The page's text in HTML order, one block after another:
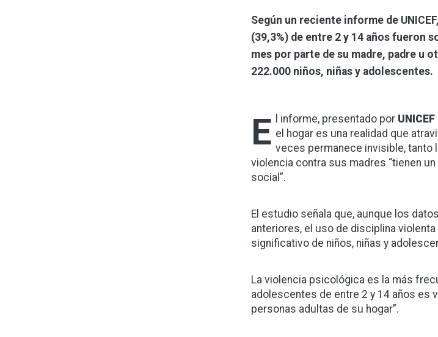
Según un reciente informe de
(39,3%) de entre 2 y 14 años fueron
mes por parte de su madre, padre u
222.000 niños, niñas y adolescentes.
E l informe, presentado por
el hogar es una realidad que
veces permanece invisible,
violencia contra sus madres “tienen
social”.
El estudio señala que, aunque los
anteriores, el uso de disciplina
significativo de niños, niñas y
La violencia psicológica es la más
adolescentes de entre 2 y 14 años es
personas adultas de su hogar”.